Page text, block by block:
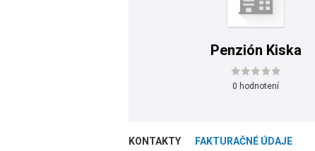
Penzión Kiska
0 hodnotení
KONTAKTY FAKTURAČNÉ ÚDAJE